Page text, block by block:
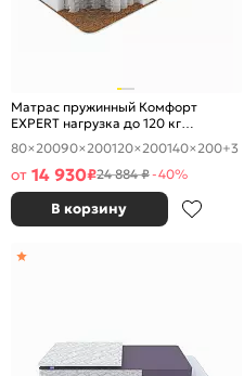
Матрас пружинный Комфорт
EXPERT нагрузка до 120 кг
1800x2000
80×20090×200120×200140×200+3
от 14 930₽24 884 ₽-40%
В корзину